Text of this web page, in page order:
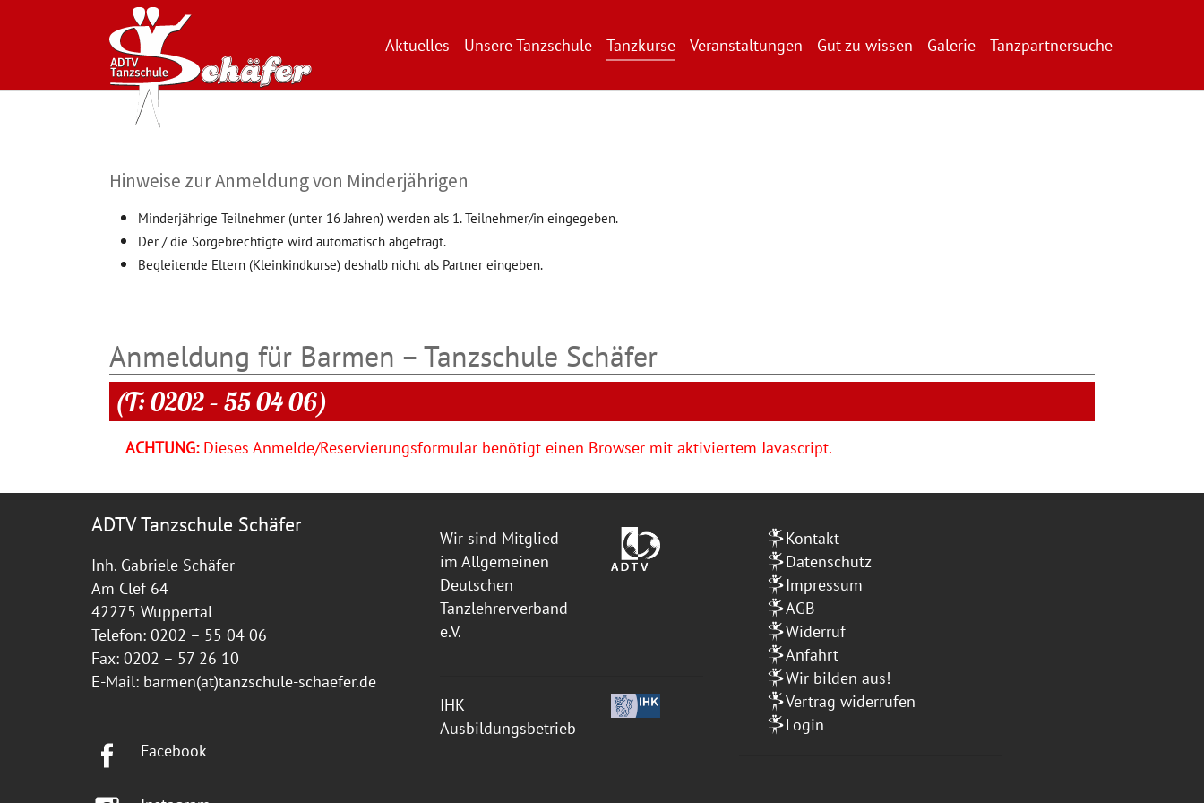
Zum Hauptinhalt springen
Aktuelles Unsere Tanzschule Tanzkurse Veranstaltungen Gut zu wissen Galerie Tanzpartnersuche
Hinweise zur Anmeldung von Minderjährigen
Minderjährige Teilnehmer (unter 16 Jahren) werden als 1. Teilnehmer/in eingegeben.
Der / die Sorgebrechtigte wird automatisch abgefragt.
Begleitende Eltern (Kleinkindkurse) deshalb nicht als Partner eingeben.
Anmeldung für Barmen – Tanzschule Schäfer
(T: 0202 – 55 04 06)
ACHTUNG:Dieses Anmelde/Reservierungsformular benötigt einen Browser mit aktiviertem Javascript.
ADTV Tanzschule Schäfer
Inh. Gabriele Schäfer
Am Clef 64
42275 Wuppertal
Telefon: 0202 – 55 04 06
Fax: 0202 – 57 26 10
E-Mail: barmen(at)tanzschule-schaefer.de
Facebook
Wir sind Mitglied
im Allgemeinen
Deutschen
Tanzlehrerverband
e.V.
IHK
Ausbildungsbetrieb
Kontakt
Datenschutz
Impressum
AGB
Widerruf
Anfahrt
Wir bilden aus!
Vertrag widerrufen
Login